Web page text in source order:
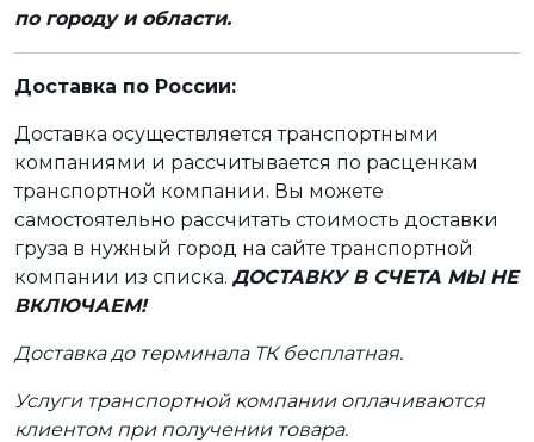
по городу и области.
Доставка по России:
Доставка осуществляется транспортными
компаниями и рассчитывается по расценкам
транспортной компании. Вы можете
самостоятельно рассчитать стоимость доставки
груза в нужный город на сайте транспортной
компании из списка. ДОСТАВКУ В СЧЕТА МЫ НЕ
ВКЛЮЧАЕМ!
Доставка до терминала ТК бесплатная.
Услуги транспортной компании оплачиваются
клиентом при получении товара.